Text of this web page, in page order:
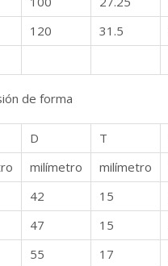
120 31.5
de forma
D T
milímetro milímetro
42 15
47 15
55 17